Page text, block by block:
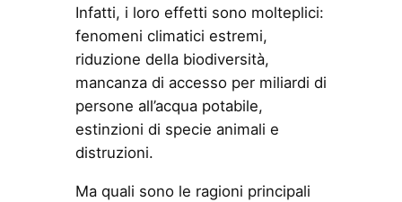
Infatti, i loro effetti sono molteplici:
fenomeni climatici estremi,
riduzione della biodiversità,
mancanza di accesso per miliardi di
persone all’acqua potabile,
estinzioni di specie animali e
distruzioni.
Ma quali sono le ragioni principali